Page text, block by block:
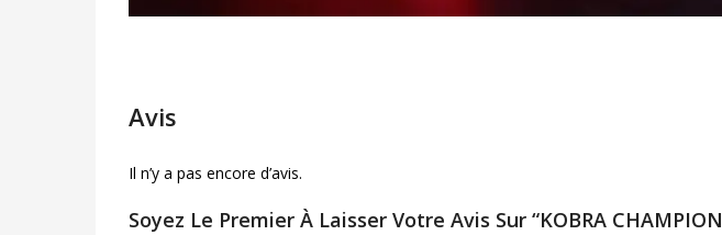
Avis
Il n’y a pas encore d’avis.
Soyez Le Premier À Laisser Votre Avis Sur “KOBRA CHAMPION